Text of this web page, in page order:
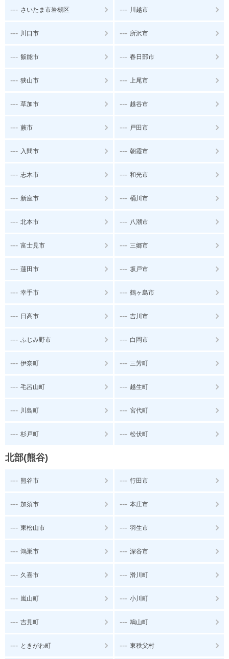
--- さいたま市岩槻区 --- 川越市
--- 川口市 --- 所沢市
--- 飯能市 --- 春日部市
--- 狭山市 --- 上尾市
--- 草加市 --- 越谷市
--- 蕨市 --- 戸田市
--- 入間市 --- 朝霞市
--- 志木市 --- 和光市
--- 新座市 --- 桶川市
--- 北本市 --- 八潮市
--- 富士見市 --- 三郷市
--- 蓮田市 --- 坂戸市
--- 幸手市 --- 鶴ヶ島市
--- 日高市 --- 吉川市
--- ふじみ野市 --- 白岡市
--- 伊奈町 --- 三芳町
--- 毛呂山町 --- 越生町
--- 川島町 --- 宮代町
--- 杉戸町 --- 松伏町
北部(熊谷)
--- 熊谷市 --- 行田市
--- 加須市 --- 本庄市
--- 東松山市 --- 羽生市
--- 鴻巣市 --- 深谷市
--- 久喜市 --- 滑川町
--- 嵐山町 --- 小川町
--- 吉見町 --- 鳩山町
--- ときがわ町 --- 東秩父村